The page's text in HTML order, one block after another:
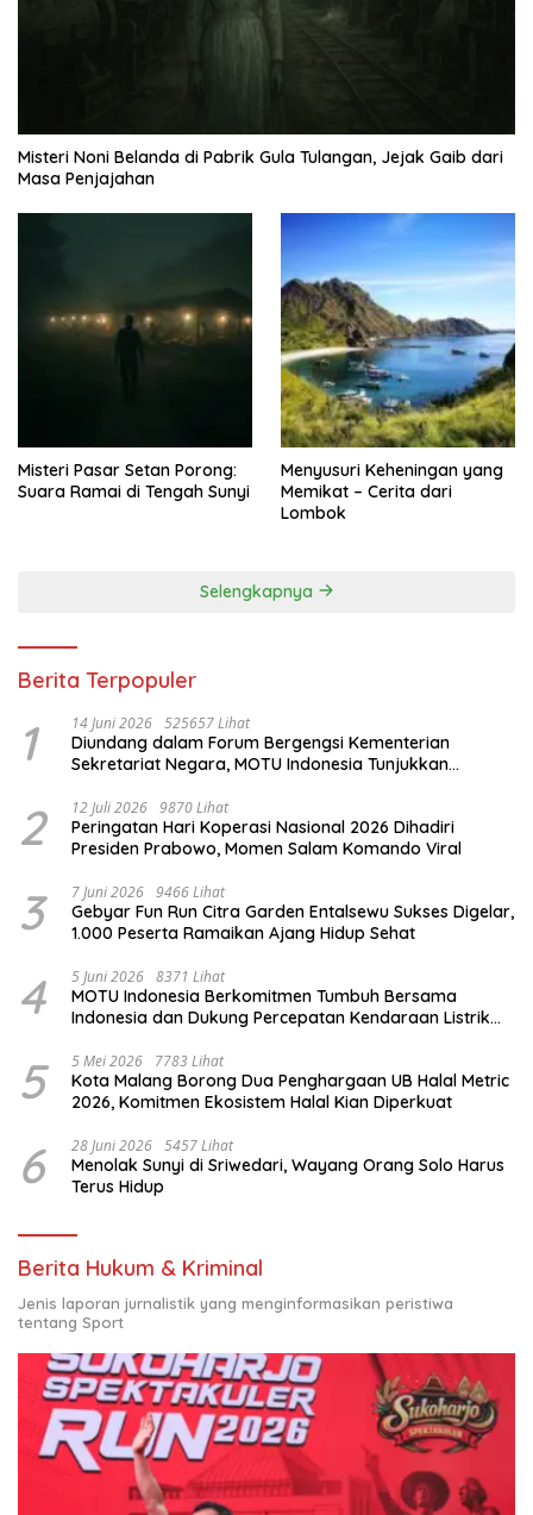
Misteri Noni Belanda di Pabrik Gula Tulangan, Jejak Gaib dari
Masa Penjajahan
Misteri Pasar Setan Porong:
Suara Ramai di Tengah Sunyi
Menyusuri Keheningan yang
Memikat – Cerita dari
Lombok
Selengkapnya
Berita Terpopuler
1 14 Juni 2026 525657 Lihat
Diundang dalam Forum Bergengsi Kementerian
Sekretariat Negara, MOTU Indonesia Tunjukkan
2 12 Juli 2026 9870 Lihat
Peringatan Hari Koperasi Nasional 2026 Dihadiri
Presiden Prabowo, Momen Salam Komando Viral
3 7 Juni 2026 9466 Lihat
Gebyar Fun Run Citra Garden Entalsewu Sukses Digelar,
1.000 Peserta Ramaikan Ajang Hidup Sehat
4 5 Juni 2026 8371 Lihat
MOTU Indonesia Berkomitmen Tumbuh Bersama
Indonesia dan Dukung Percepatan Kendaraan Listrik
5 5 Mei 2026 7783 Lihat
Kota Malang Borong Dua Penghargaan UB Halal Metric
2026, Komitmen Ekosistem Halal Kian Diperkuat
6 28 Juni 2026 5457 Lihat
Menolak Sunyi di Sriwedari, Wayang Orang Solo Harus
Terus Hidup
Berita Hukum & Kriminal
Jenis laporan jurnalistik yang menginformasikan peristiwa
tentang Sport